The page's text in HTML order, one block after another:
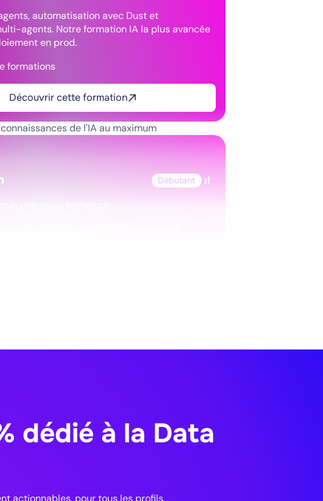
automatisation avec Dust et
agents. Notre formation IA la plus avancée
en prod.
formations
Découvrir cette formation
de l'IA au maximum
Débutant
prérequis technique
Découvrir cette formation
Intermédiaire
· Déploiement en production
agents IA capables d'agir de manière
dédié à la Data